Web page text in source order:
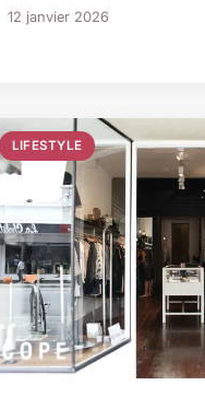
12 janvier 2026
LIFESTYLE